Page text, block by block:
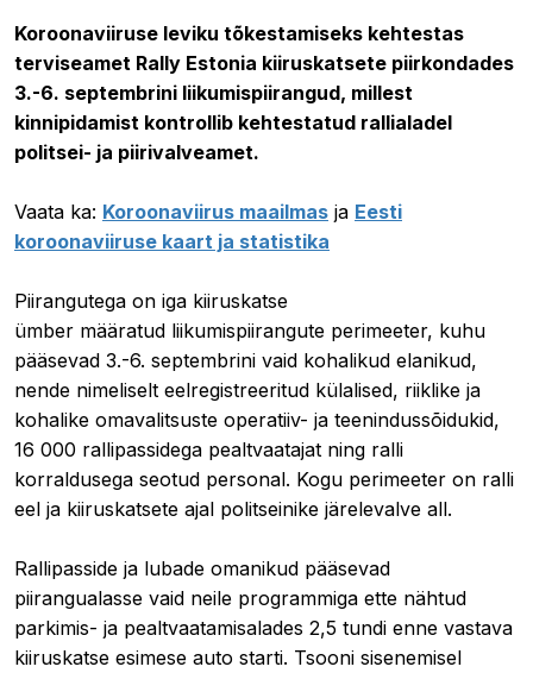
Koroonaviiruse leviku tõkestamiseks kehtestas
terviseamet Rally Estonia kiiruskatsete piirkondades
3.-6. septembrini liikumispiirangud, millest
kinnipidamist kontrollib kehtestatud rallialadel
politsei- ja piirivalveamet.
Vaata ka: Koroonaviirus maailmas ja Eesti
koroonaviiruse kaart ja statistika
Piirangutega on iga kiiruskatse
ümber määratud liikumispiirangute perimeeter, kuhu
pääsevad 3.-6. septembrini vaid kohalikud elanikud,
nende nimeliselt eelregistreeritud külalised, riiklike ja
kohalike omavalitsuste operatiiv- ja teenindussõidukid,
16 000 rallipassidega pealtvaatajat ning ralli
korraldusega seotud personal. Kogu perimeeter on ralli
eel ja kiiruskatsete ajal politseinike järelevalve all.
Rallipasside ja lubade omanikud pääsevad
piirangualasse vaid neile programmiga ette nähtud
parkimis- ja pealtvaatamisalades 2,5 tundi enne vastava
kiiruskatse esimese auto starti. Tsooni sisenemisel